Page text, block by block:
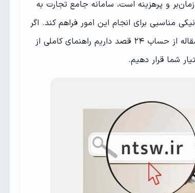
و پرهزینه است، سامانه جامع تجارت به
مناسبی برای انجام این امور فراهم کند. اگر
با خدمات این سامانه آشنایی ندارید، در این مقاله از حساب ۲۴ قصد داریم راهنمای کاملی از
شما قرار دهیم.